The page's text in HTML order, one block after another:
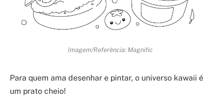
Imagem/Referência: Magnific
Para quem ama desenhar e pintar, o universo kawaii é
um prato cheio!